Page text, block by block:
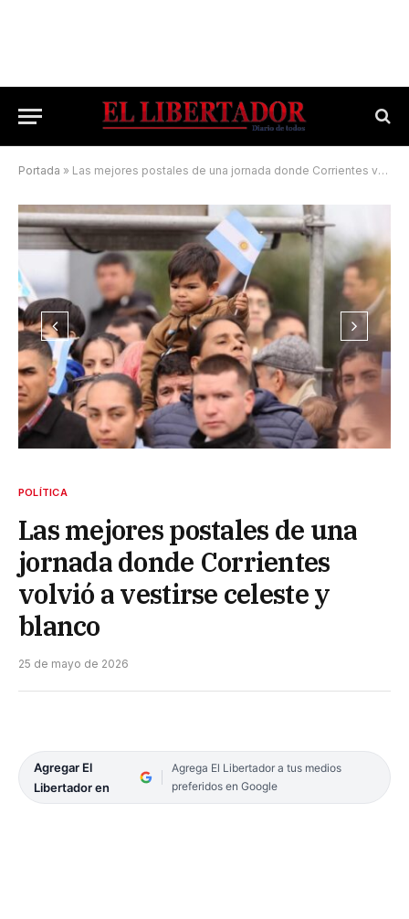
Portada » Las mejores postales de una jornada donde Corrientes volvió a vestirse celeste y blanco
POLÍTICA
Las mejores postales de una
jornada donde Corrientes
volvió a vestirse celeste y
blanco
25 de mayo de 2026
Agregar El
Libertador en
Agrega El Libertador a tus medios
preferidos en Google